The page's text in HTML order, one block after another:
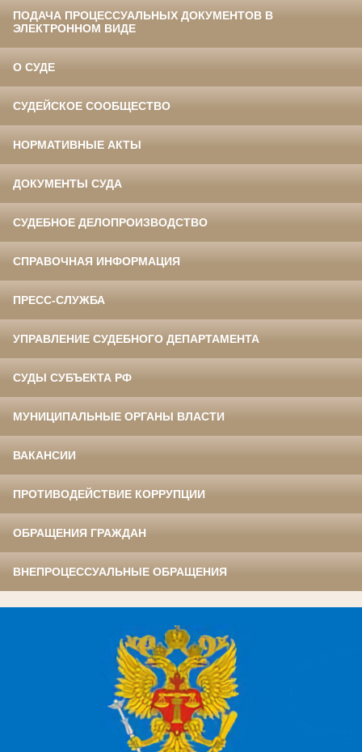
ПОДАЧА ПРОЦЕССУАЛЬНЫХ ДОКУМЕНТОВ В
ЭЛЕКТРОННОМ ВИДЕ
О СУДЕ
СУДЕЙСКОЕ СООБЩЕСТВО
НОРМАТИВНЫЕ АКТЫ
ДОКУМЕНТЫ СУДА
СУДЕБНОЕ ДЕЛОПРОИЗВОДСТВО
СПРАВОЧНАЯ ИНФОРМАЦИЯ
ПРЕСС-СЛУЖБА
УПРАВЛЕНИЕ СУДЕБНОГО ДЕПАРТАМЕНТА
СУДЫ СУБЪЕКТА РФ
МУНИЦИПАЛЬНЫЕ ОРГАНЫ ВЛАСТИ
ВАКАНСИИ
ПРОТИВОДЕЙСТВИЕ КОРРУПЦИИ
ОБРАЩЕНИЯ ГРАЖДАН
ВНЕПРОЦЕССУАЛЬНЫЕ ОБРАЩЕНИЯ